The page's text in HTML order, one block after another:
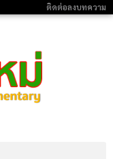
ติดต่อลงบทความ